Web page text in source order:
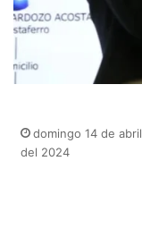
domingo 14 de abril
del 2024